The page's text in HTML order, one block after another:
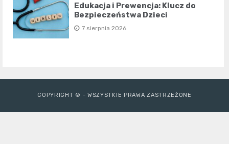
Edukacja i Prewencja: Klucz do
Bezpieczeństwa Dzieci
7 sierpnia 2026
COPYRIGHT © - WSZYSTKIE PRAWA ZASTRZEŻONE